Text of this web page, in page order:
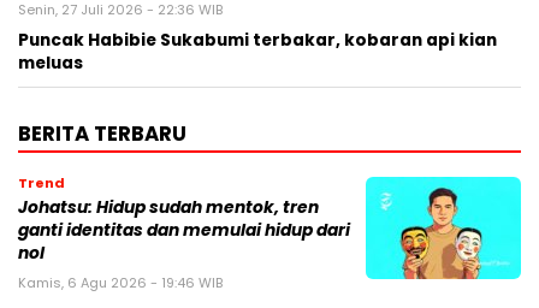
Senin, 27 Juli 2026 - 22:36 WIB
Puncak Habibie Sukabumi terbakar, kobaran api kian
meluas
BERITA TERBARU
Trend
Johatsu: Hidup sudah mentok, tren
ganti identitas dan memulai hidup dari
nol
Kamis, 6 Agu 2026 - 19:46 WIB